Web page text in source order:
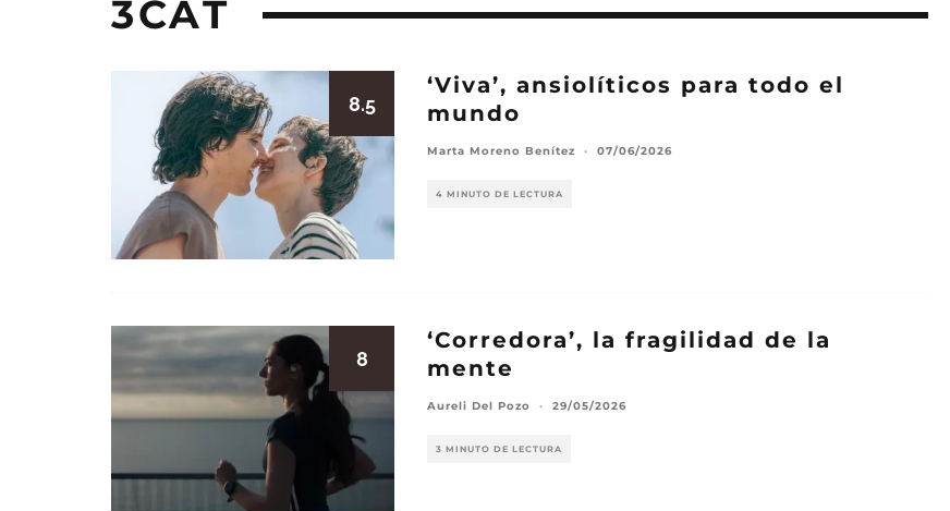
3CAT
8.5
‘Viva’, ansiolíticos para todo el
mundo
Marta Moreno Benítez · 07/06/2026
4 MINUTO DE LECTURA
8
‘Corredora’, la fragilidad de la
mente
Aureli Del Pozo · 29/05/2026
3 MINUTO DE LECTURA